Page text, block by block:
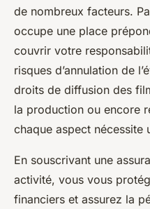
de nombreux facteurs.
occupe une place
couvrir votre
risques d’annulation de
droits de diffusion des
la production ou encore
chaque aspect nécessite
En souscrivant une
activité, vous vous
financiers et assurez la